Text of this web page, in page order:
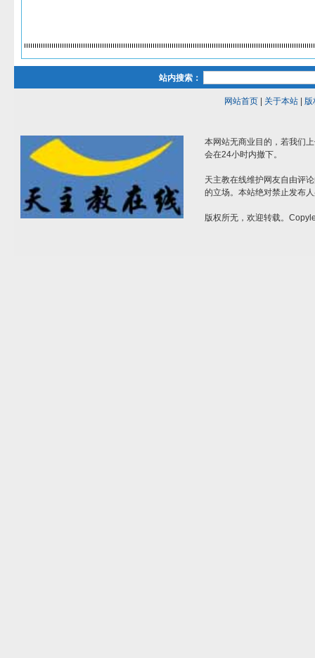
站内搜索：
网站首页| 关于本站| 版
本网站无商业目的，若我们
会在24小时内撤下。
天主教在线维护网友自由评
的立场。本站绝对禁止发布
版权所无，欢迎转载。